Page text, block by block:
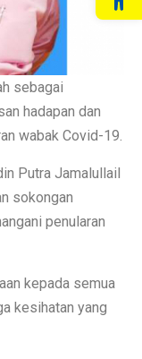
sebagai
hadapan dan
wabak Covid-19.
Putra Jamalullail
sokongan
penularan
kepada semua
kesihatan yang